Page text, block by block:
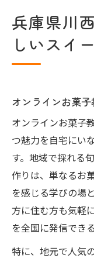
オンライン
オンライ
オンライ
地元の味
地域の特産
オンライ
り
特産品を
地元食材
オンライ
兵庫県川
しいスイ
オンラインお菓
オンラインお菓子
つ魅力を自宅にい
す。地域で採れる
作りは、単なるお
を感じる学びの場
方に住む方も気軽
を全国に発信でき
特に、地元で人気